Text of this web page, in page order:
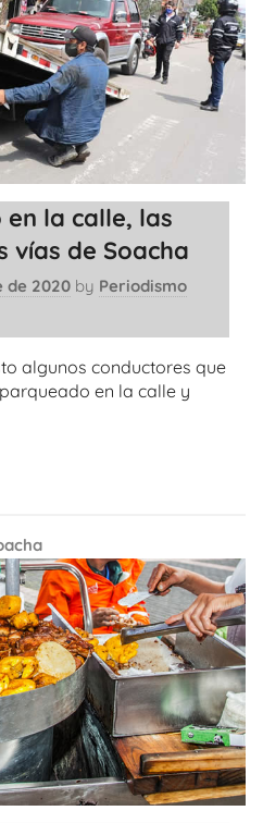
la calle, las
vías de Soacha
de 2020 by Periodismo
algunos conductores que
en la calle y